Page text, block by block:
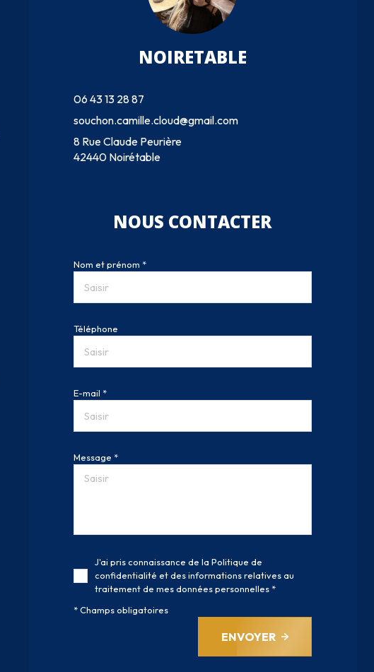
NOIRETABLE
06 43 13 28 87
souchon.camille.cloud@gmail.com
8 Rue Claude Peurière
42440 Noirétable
NOUS CONTACTER
Nom et prénom *
Téléphone
E-mail *
Message *
J'ai pris connaissance de la Politique de
confidentialité et des informations relatives au
traitement de mes données personnelles *
* Champs obligatoires
ENVOYER